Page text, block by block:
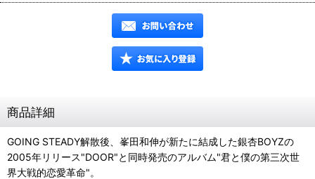
商品詳細
GOING STEADY解散後、峯田和伸が新たに結成した銀杏BOYZの
2005年リリース"DOOR"と同時発売のアルバム"君と僕の第三次世
界大戦的恋愛革命"。